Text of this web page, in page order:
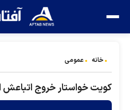
خانه عمومی
کویت خواستار خروج اتباعش